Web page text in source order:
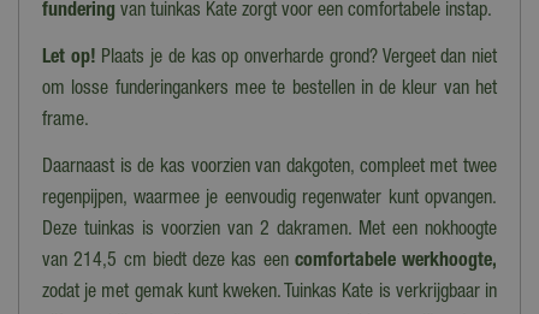
fundering van tuinkas Kate zorgt voor een comfortabele instap.
Let op! Plaats je de kas op onverharde grond? Vergeet dan niet
om losse funderingankers mee te bestellen in de kleur van het
frame.
Daarnaast is de kas voorzien van dakgoten, compleet met twee
regenpijpen, waarmee je eenvoudig regenwater kunt opvangen.
Deze tuinkas is voorzien van 2 dakramen. Met een nokhoogte
van 214,5 cm biedt deze kas een comfortabele werkhoogte,
zodat je met gemak kunt kweken. Tuinkas Kate is verkrijgbaar in